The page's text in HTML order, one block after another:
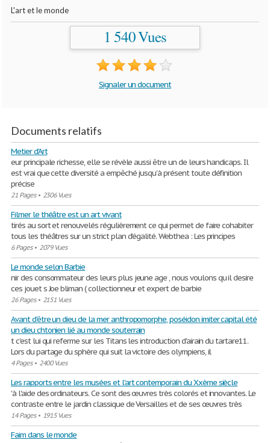
L'art et le monde
1 540 Vues
Signaler un document
Documents relatifs
Metier d'Art
eur principale richesse, elle se révèle aussi être un de leurs handicaps. Il
est vrai que cette diversité a empêché jusqu’à présent toute définition
précise
21 Pages• 2306 Vues
Filmer le théâtre est un art vivant
tirés au sort et renouvelés régulièrement ce qui permet de faire cohabiter
tous les théâtres sur un strict plan d’égalité. Webthea : Les principes
6 Pages• 2079 Vues
Le monde selon Barbie
nir des consommateur des leurs plus jeune age , nous voulons qu il desire
ces jouet s Joe bliman ( collectionneur et expert de barbie
26 Pages• 2151 Vues
Avant d'être un dieu de la mer anthropomorphe, poséidon imiter capital été
un dieu chtonien lié au monde souterrain
t c'est lui qui referme sur les Titans les introduction d'airain du tartare11.
Lors du partage du sphère qui suit la victoire des olympiens, il
4 Pages• 2400 Vues
Les rapports entre les musées et l'art contemporain du Xxème siècle
'à l'aide des ordinateurs. Ce sont des œuvres très colorés et innovantes. Le
contraste entre le jardin classique de Versailles et de ses œuvres très
14 Pages• 1915 Vues
Faim dans le monde